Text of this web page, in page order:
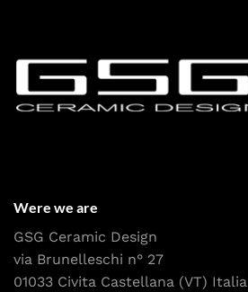
Were we are
GSG Ceramic Design
via Brunelleschi n° 27
01033 Civita Castellana (VT) Italia